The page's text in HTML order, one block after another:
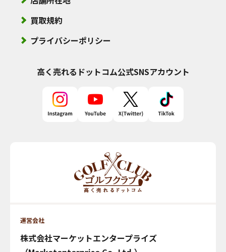
買取規約
プライバシーポリシー
高く売れるドットコム公式SNSアカウント
運営会社
株式会社マーケットエンタープライズ